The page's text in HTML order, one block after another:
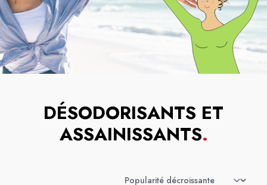
DÉSODORISANTS ET
ASSAINISSANTS.